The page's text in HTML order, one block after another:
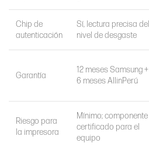
Chip de
autenticación
Sí, lectura precisa del
nivel de desgaste
Garantía
12 meses Samsung +
6 meses AllinPerú
Riesgo para
la impresora
Mínimo; componente
certificado para el
equipo